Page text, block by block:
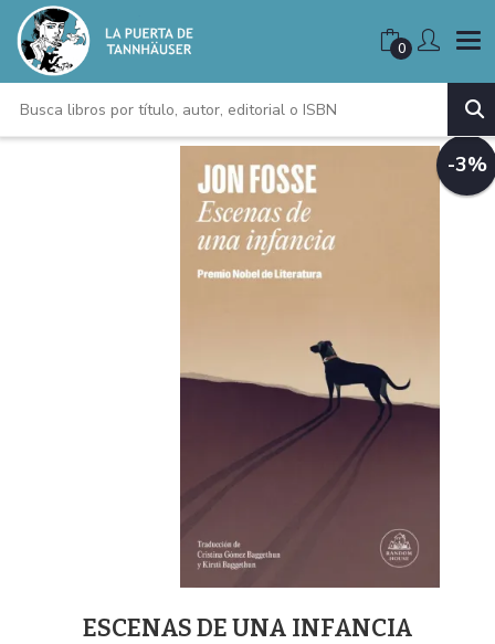
0
-3%
ESCENAS DE UNA INFANCIA